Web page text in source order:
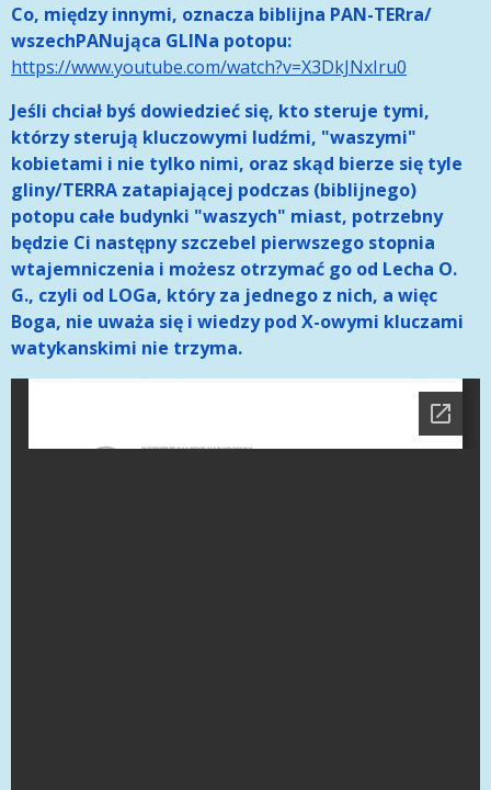
Co, między innymi, oznacza biblijna PAN-TERra/
wszechPANująca GLINa potopu:
https://www.youtube.com/watch?v=X3DkJNxIru0
Jeśli chciał byś dowiedzieć się, kto steruje tymi,
którzy sterują kluczowymi ludźmi, "waszymi"
kobietami i nie tylko nimi, oraz skąd bierze się tyle
gliny/TERRA zatapiającej podczas (biblijnego)
potopu całe budynki "waszych" miast, potrzebny
będzie Ci następny szczebel pierwszego stopnia
wtajemniczenia i możesz otrzymać go od Lecha O.
G., czyli od LOGa, który za jednego z nich, a więc
Boga, nie uważa się i wiedzy pod X-owymi kluczami
watykanskimi nie trzyma.